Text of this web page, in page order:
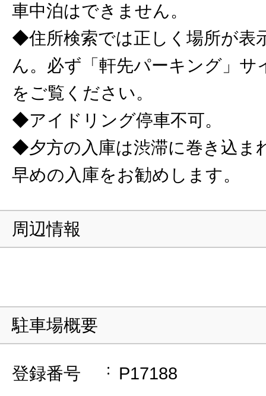
車中泊はできません。
◆住所検索では正しく場所が表
ん。必ず「軒先パーキング」サ
をご覧ください。
◆アイドリング停車不可。
◆夕方の入庫は渋滞に巻き込ま
早めの入庫をお勧めします。
周辺情報
駐車場概要
登録番号
P17188